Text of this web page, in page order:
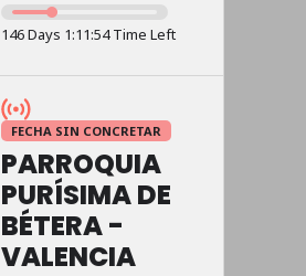
146 Days 1:11:54 Time Left
FECHA SIN CONCRETAR
PARROQUIA
PURÍSIMA DE
BÉTERA -
VALENCIA